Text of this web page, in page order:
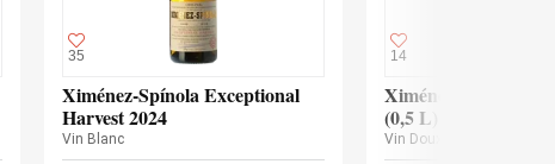
35
Ximénez-Spínola Exceptional
Harvest 2024
Vin Blanc
14
Ximénez-Spínola
(0,5 L)
Vin Doux